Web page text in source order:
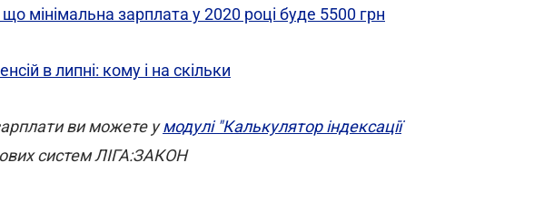
мінімальна зарплата у 2020 році буде 5500 грн
в липні: кому і на скільки
ви можете умодулі "Калькулятор індексації
систем ЛІГА:ЗАКОН